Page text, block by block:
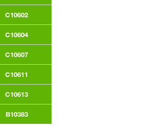
C10602
C10604
C10607
C10611
C10613
B10383